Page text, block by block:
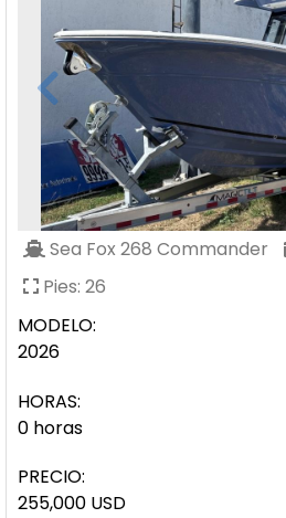
Sea Fox 268 Commander
Pies: 26
MODELO:
2026
HORAS:
0 horas
PRECIO:
255,000 USD